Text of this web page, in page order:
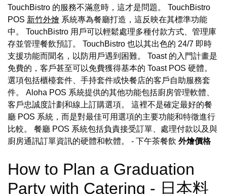
TouchBistro 的服務不滿意時，這才是問題。 TouchBistro
POS 新竹外燴 系統專為餐廳打造，這反映在其標準功能
中。 TouchBistro 用戶可以輕鬆處理多種付款方式、管理庫
存並管理餐飲預訂。 TouchBistro 也以其出色的 24/7 即時
支援功能而聞名，以防用戶遇到困難。 Toast 的入門計畫是
免費的，客戶甚至可以免費獲得基本的 Toast POS 硬體。
選項包括櫃檯套件、手持套件或快餐店的客戶自助服務套
件。 Aloha POS 系統提供的其他功能包括廚房管理軟體、
客戶忠誠度計劃和線上訂購選項。 這裡不是確定最好的餐
廳 POS 系統，而是對最佳可用選項的主要功能和特徵進行
比較。 餐廳 POS 系統包括負責接受訂單、處理付款以及與
廚房通訊訂單資訊的硬體和軟體。 - 下午茶餐飲 外燴價格
How to Plan a Graduation
Party with Catering - 日本料